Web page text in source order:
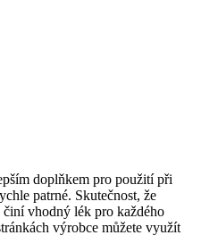
doplňkem pro použití při
patrné. Skutečnost, že
vhodný lék pro každého
výrobce můžete využít